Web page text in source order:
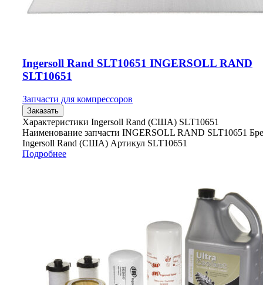
Ingersoll Rand SLT10651 INGERSOLL RAND
SLT10651
Запчасти для компрессоров
Заказать
Характеристики Ingersoll Rand (США) SLT10651
Наименование запчасти INGERSOLL RAND SLT10651
Ingersoll Rand (США) Артикул SLT10651
Подробнее